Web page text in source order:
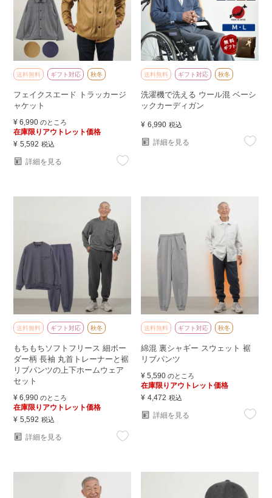
送料無料 ギフト対応 秋冬
フェイクスエード トラッカージ
ャケット
¥ 6,990 のところ
在庫限りアウトレット価格
¥ 5,592 税込
詳細を見る
送料無料 ギフト対応 秋冬
洗濯機で洗える ウール混 ベーシ
ックカーディガン
¥ 6,990 税込
詳細を見る
送料無料 ギフト対応 秋冬
もちもちソフトフリース 細ボー
ダー柄 長袖 丸首トレーナーと裾
リブパンツの上下ホームウェア
セット
¥ 6,990 のところ
在庫限りアウトレット価格
¥ 5,592 税込
詳細を見る
送料無料 ギフト対応 秋冬
綿混 裏シャギー スウェット 裾
リブパンツ
¥ 5,590 のところ
在庫限りアウトレット価格
¥ 4,472 税込
詳細を見る